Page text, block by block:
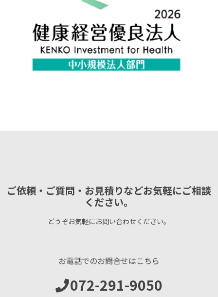
ご依頼・ご質問・お見積りなどお気軽にご相談
ください。
どうぞお気軽にお問い合わせください。
お電話でのお問合せはこちら
072-291-9050